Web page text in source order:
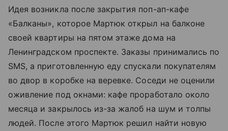
Идея возникла после закрытия поп-ап-кафе
«Балканы», которое Мартюк открыл на балконе
своей квартиры на пятом этаже дома на
Ленинградском проспекте. Заказы принимались по
SMS, а приготовленную еду спускали покупателям
во двор в коробке на веревке. Соседи не оценили
оживление под окнами: кафе проработало около
месяца и закрылось из-за жалоб на шум и толпы
людей. После этого Мартюк решил найти новую